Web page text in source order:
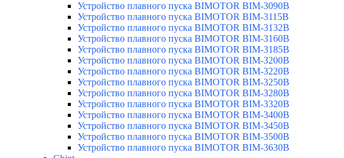
Устройство плавного пуска BIMOTOR BIM-3090B
Устройство плавного пуска BIMOTOR BIM-3115B
Устройство плавного пуска BIMOTOR BIM-3132B
Устройство плавного пуска BIMOTOR BIM-3160B
Устройство плавного пуска BIMOTOR BIM-3185B
Устройство плавного пуска BIMOTOR BIM-3200B
Устройство плавного пуска BIMOTOR BIM-3220B
Устройство плавного пуска BIMOTOR BIM-3250B
Устройство плавного пуска BIMOTOR BIM-3280B
Устройство плавного пуска BIMOTOR BIM-3320B
Устройство плавного пуска BIMOTOR BIM-3400B
Устройство плавного пуска BIMOTOR BIM-3450B
Устройство плавного пуска BIMOTOR BIM-3500B
Устройство плавного пуска BIMOTOR BIM-3630B